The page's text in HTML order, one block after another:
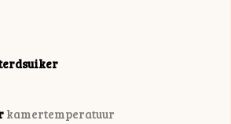
kamertemperatuur